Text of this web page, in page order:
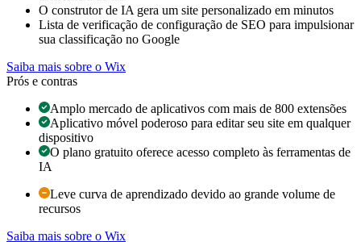
O construtor de IA gera um site personalizado em minutos
Lista de verificação de configuração de SEO para impulsionar
sua classificação no Google
Saiba mais sobre o Wix
Prós e contras
Amplo mercado de aplicativos com mais de 800 extensões
Aplicativo móvel poderoso para editar seu site em qualquer
dispositivo
O plano gratuito oferece acesso completo às ferramentas de
IA
Leve curva de aprendizado devido ao grande volume de
recursos
Saiba mais sobre o Wix